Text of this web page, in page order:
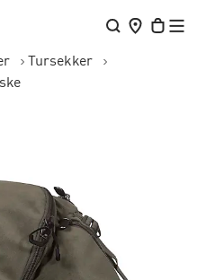
Tursekker